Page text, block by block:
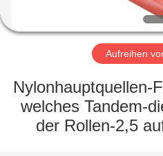
FABRIK-
AUSFLUG
Aufreihen
Nylonhauptquellen-
welches Tandem-
der Rollen-2,5